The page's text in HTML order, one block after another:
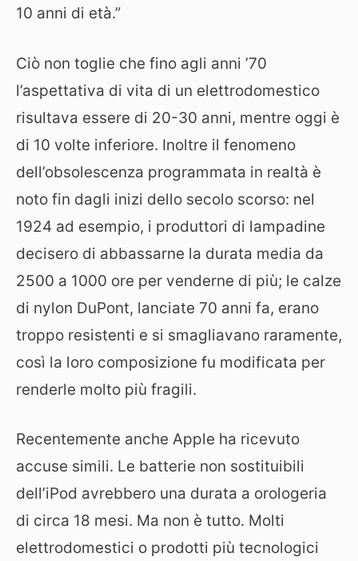
10 anni di età.”
Ciò non toglie che fino agli anni ’70
l’aspettativa di vita di un elettrodomestico
risultava essere di 20-30 anni, mentre oggi è
di 10 volte inferiore. Inoltre il fenomeno
dell’obsolescenza programmata in realtà è
noto fin dagli inizi dello secolo scorso: nel
1924 ad esempio, i produttori di lampadine
decisero di abbassarne la durata media da
2500 a 1000 ore per venderne di più; le calze
di nylon DuPont, lanciate 70 anni fa, erano
troppo resistenti e si smagliavano raramente,
così la loro composizione fu modificata per
renderle molto più fragili.
Recentemente anche Apple ha ricevuto
accuse simili. Le batterie non sostituibili
dell’iPod avrebbero una durata a orologeria
di circa 18 mesi. Ma non è tutto. Molti
elettrodomestici o prodotti più tecnologici